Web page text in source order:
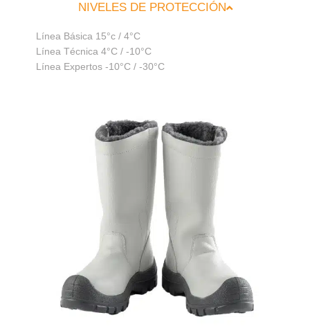
NIVELES DE PROTECCIÓN
Línea Básica 15°c / 4°C
Línea Técnica 4°C / -10°C
Línea Expertos -10°C / -30°C